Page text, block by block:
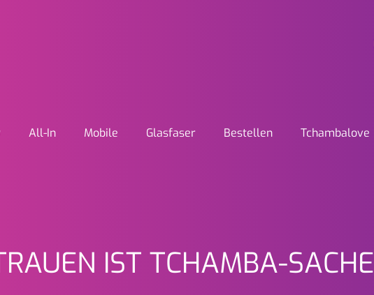
All-In Mobile Glasfaser Bestellen Tchambalove
IST TCHAMBA-SACHE